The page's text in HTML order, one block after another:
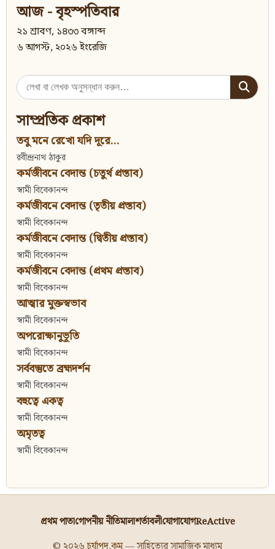
আজ - বৃহস্পতিবার
২১ শ্রাবণ, ১৪৩৩ বঙ্গাব্দ
৬ আগস্ট, ২০২৬ ইংরেজি
Search
for:
সাম্প্রতিক প্রকাশ
তবু মনে রেখো যদি দূরে...
রবীন্দ্রনাথ ঠাকুর
কর্মজীবনে বেদান্ত (চতুর্থ প্রস্তাব)
স্বামী বিবেকানন্দ
কর্মজীবনে বেদান্ত (তৃতীয় প্রস্তাব)
স্বামী বিবেকানন্দ
কর্মজীবনে বেদান্ত (দ্বিতীয় প্রস্তাব)
স্বামী বিবেকানন্দ
কর্মজীবনে বেদান্ত (প্রথম প্রস্তাব)
স্বামী বিবেকানন্দ
আত্মার মুক্তস্বভাব
স্বামী বিবেকানন্দ
অপরোক্ষানুভূতি
স্বামী বিবেকানন্দ
সর্ববস্তুতে ব্রহ্মদর্শন
স্বামী বিবেকানন্দ
বহুত্বে একত্ব
স্বামী বিবেকানন্দ
অমৃতত্ব
স্বামী বিবেকানন্দ
প্রথম পাতাগোপনীয় নীতিমালাশর্তাবলীযোগাযোগReActive